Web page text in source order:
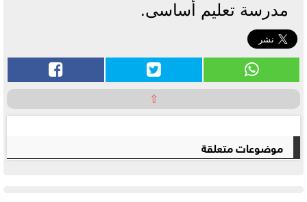
مدرسة تعليم أساسى.
⇧
موضوعات متعلقة